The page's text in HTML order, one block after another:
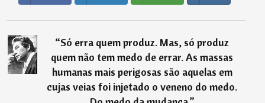
“Só erra quem produz. Mas, só produz
quem não tem medo de errar. As massas
humanas mais perigosas são aquelas em
cujas veias foi injetado o veneno do medo.